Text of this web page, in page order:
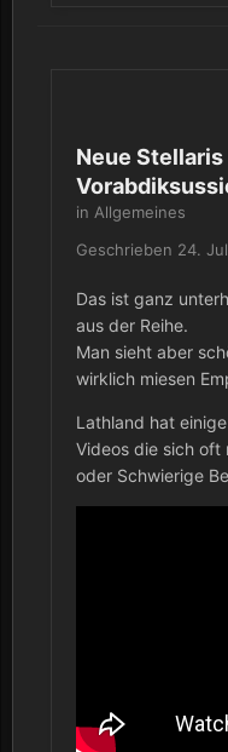
Neue Stellaris
in Allgemeines
Geschrieben 24.
Das ist ganz
aus der Reihe.
Man sieht aber
wirklich miesen
Lathland hat
Videos die sich oft
oder Schwierige